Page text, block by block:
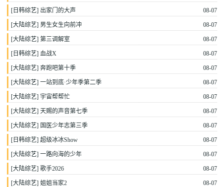
[ 日韩综艺] 出家门的大声 08-07
[大陆综艺]男生女生向前冲 08-07
[大陆综艺]第三调解室 08-07
[ 日韩综艺]血战X 08-07
[大陆综艺]奔跑吧第十季 08-07
[大陆综艺]一站到底·少年季第二季 08-07
[大陆综艺]宇宙帮帮忙 08-07
[大陆综艺]天赐的声音第七季 08-07
[大陆综艺] 国医少年志第三季 08-07
[ 日韩综艺]超级冰冰Show 08-07
[大陆综艺]一路向海的少年 08-07
[大陆综艺]歌手2026 08-07
[大陆综艺]姐姐当家2 08-07